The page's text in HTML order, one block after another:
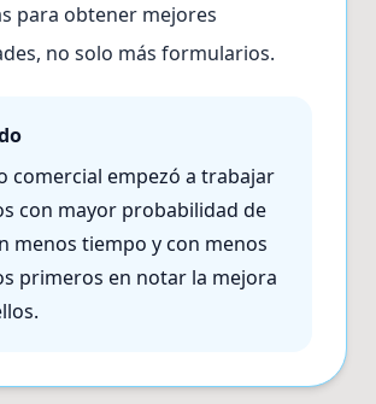
para obtener mejores
no solo más formularios.
comercial empezó a trabajar
con mayor probabilidad de
menos tiempo y con menos
primeros en notar la mejora